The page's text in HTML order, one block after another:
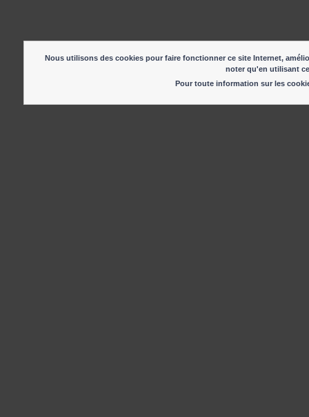
Nous utilisons des cookies pour faire fonctionner ce site Internet,
noter qu'en utilisant
Pour toute information sur les